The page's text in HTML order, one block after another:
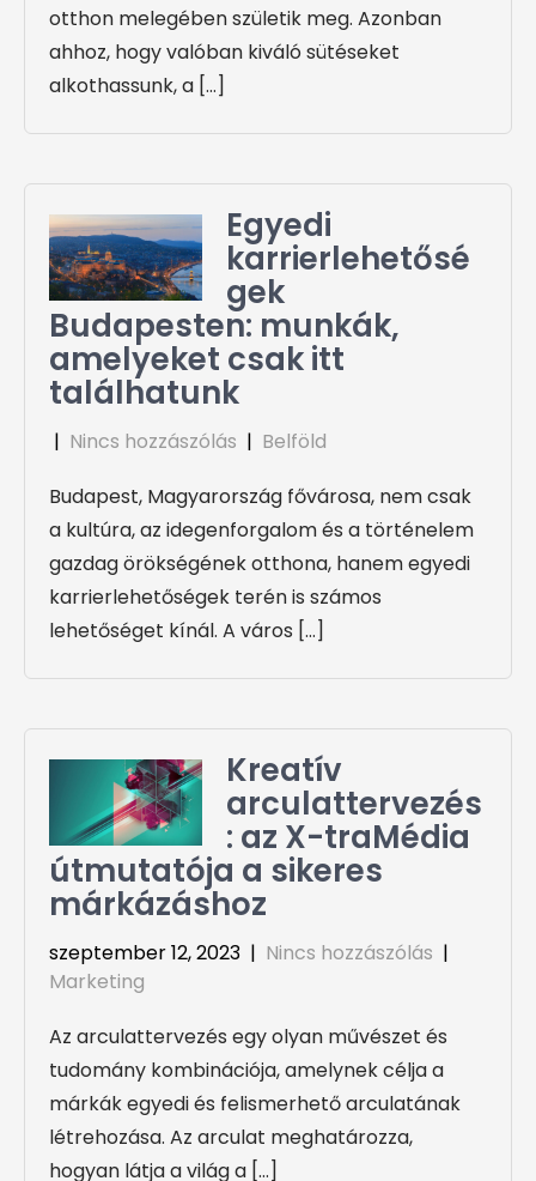
otthon melegében születik meg. Azonban
ahhoz, hogy valóban kiváló sütéseket
alkothassunk, a […]
Egyedi
karrierlehetősé
gek
Budapesten: munkák,
amelyeket csak itt
találhatunk
| Nincs hozzászólás | Belföld
Budapest, Magyarország fővárosa, nem csak
a kultúra, az idegenforgalom és a történelem
gazdag örökségének otthona, hanem egyedi
karrierlehetőségek terén is számos
lehetőséget kínál. A város […]
Kreatív
arculattervezés
: az X-traMédia
útmutatója a sikeres
márkázáshoz
szeptember 12, 2023 | Nincs hozzászólás |
Marketing
Az arculattervezés egy olyan művészet és
tudomány kombinációja, amelynek célja a
márkák egyedi és felismerhető arculatának
létrehozása. Az arculat meghatározza,
hogyan látja a világ a […]